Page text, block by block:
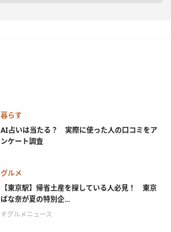
暮らす
AI占いは当たる？ 実際に使った人の口コミをア
ンケート調査
グルメ
【東京駅】帰省土産を探している人必見！ 東京
ばな奈が夏の特別企...
＃グルメニュース